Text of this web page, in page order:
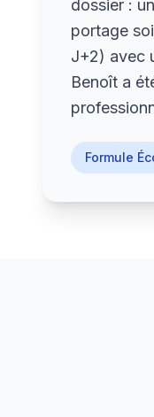
dossier :
portage
J+2) avec
Benoît a
Formule